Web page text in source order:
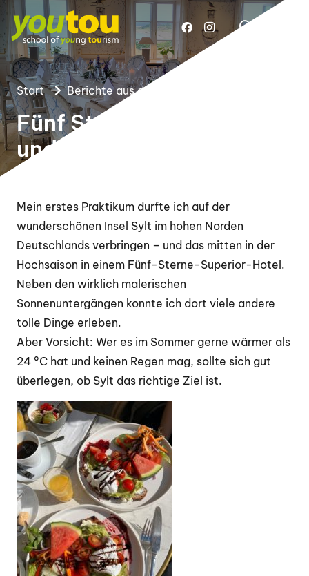
Start Berichte aus der efAb
Fünf Sterne, salzige Luft
und viele Erfahrungen
Mein erstes Praktikum durfte ich auf der
wunderschönen Insel Sylt im hohen Norden
Deutschlands verbringen – und das mitten in der
Hochsaison in einem Fünf-Sterne-Superior-Hotel.
Neben den wirklich malerischen
Sonnenuntergängen konnte ich dort viele andere
tolle Dinge erleben.
Aber Vorsicht: Wer es im Sommer gerne wärmer als
24 °C hat und keinen Regen mag, sollte sich gut
überlegen, ob Sylt das richtige Ziel ist.